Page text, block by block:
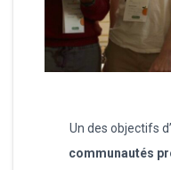
Un des objectifs
communautés